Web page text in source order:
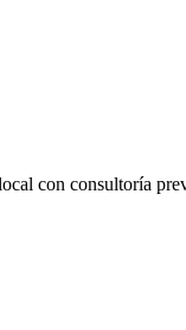
con consultoría